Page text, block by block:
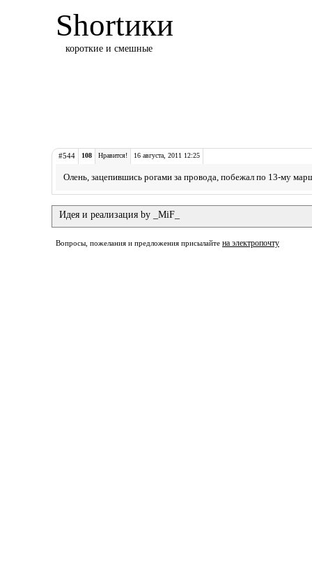
Shortики
короткие и смешные
#544 108 Нравится! 16 августа, 2011 12:25
Олень, зацепившись рогами за провода, побежал по 13-му
Идея и реализация by _MiF_
Вопросы, пожелания и предложения присылайте на электропочту